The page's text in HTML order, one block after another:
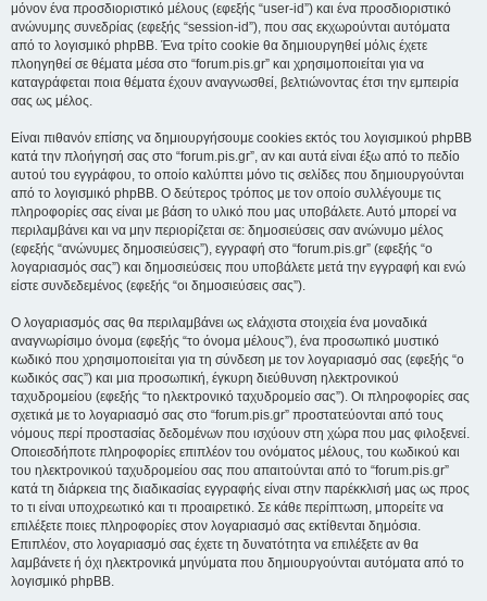
μόνον ένα προσδιοριστικό μέλους (εφεξής “user-id”) και ένα προσδιοριστικό
ανώνυμης συνεδρίας (εφεξής “session-id”), που σας εκχωρούνται αυτόματα
από το λογισμικό phpBB. Ένα τρίτο cookie θα δημιουργηθεί μόλις έχετε
πλοηγηθεί σε θέματα μέσα στο “forum.pis.gr” και χρησιμοποιείται για να
καταγράφεται ποια θέματα έχουν αναγνωσθεί, βελτιώνοντας έτσι την εμπειρία
σας ως μέλος.
Είναι πιθανόν επίσης να δημιουργήσουμε cookies εκτός του λογισμικού phpBB
κατά την πλοήγησή σας στο “forum.pis.gr”, αν και αυτά είναι έξω από το πεδίο
αυτού του εγγράφου, το οποίο καλύπτει μόνο τις σελίδες που δημιουργούνται
από το λογισμικό phpBB. Ο δεύτερος τρόπος με τον οποίο συλλέγουμε τις
πληροφορίες σας είναι με βάση το υλικό που μας υποβάλετε. Αυτό μπορεί να
περιλαμβάνει και να μην περιορίζεται σε: δημοσιεύσεις σαν ανώνυμο μέλος
(εφεξής “ανώνυμες δημοσιεύσεις”), εγγραφή στο “forum.pis.gr” (εφεξής “ο
λογαριασμός σας”) και δημοσιεύσεις που υποβάλετε μετά την εγγραφή και ενώ
είστε συνδεδεμένος (εφεξής “οι δημοσιεύσεις σας”).
Ο λογαριασμός σας θα περιλαμβάνει ως ελάχιστα στοιχεία ένα μοναδικά
αναγνωρίσιμο όνομα (εφεξής “το όνομα μέλους”), ένα προσωπικό μυστικό
κωδικό που χρησιμοποιείται για τη σύνδεση με τον λογαριασμό σας (εφεξής “ο
κωδικός σας”) και μια προσωπική, έγκυρη διεύθυνση ηλεκτρονικού
ταχυδρομείου (εφεξής “το ηλεκτρονικό ταχυδρομείο σας”). Οι πληροφορίες σας
σχετικά με το λογαριασμό σας στο “forum.pis.gr” προστατεύονται από τους
νόμους περί προστασίας δεδομένων που ισχύουν στη χώρα που μας φιλοξενεί.
Οποιεσδήποτε πληροφορίες επιπλέον του ονόματος μέλους, του κωδικού και
του ηλεκτρονικού ταχυδρομείου σας που απαιτούνται από το “forum.pis.gr”
κατά τη διάρκεια της διαδικασίας εγγραφής είναι στην παρέκκλισή μας ως προς
το τι είναι υποχρεωτικό και τι προαιρετικό. Σε κάθε περίπτωση, μπορείτε να
επιλέξετε ποιες πληροφορίες στον λογαριασμό σας εκτίθενται δημόσια.
Επιπλέον, στο λογαριασμό σας έχετε τη δυνατότητα να επιλέξετε αν θα
λαμβάνετε ή όχι ηλεκτρονικά μηνύματα που δημιουργούνται αυτόματα από το
λογισμικό phpBB.